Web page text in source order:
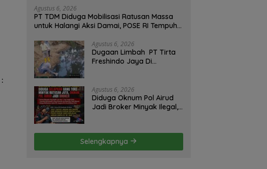
:
Agustus 6, 2026
PT TDM Diduga Mobilisasi Ratusan Massa
untuk Halangi Aksi Damai, POSE RI Tempuh
Agustus 6, 2026
Dugaan Limbah PT Tirta
Freshindo Jaya Di
Pemerintah dan
Perusahaan
Agustus 6, 2026
Diduga Oknum Pol Airud
Jadi Broker Minyak Ilegal,
Selengkapnya